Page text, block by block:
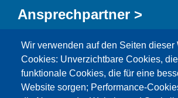
Wir verwenden auf den Seiten
Cookies: Unverzichtbare Cookies,
funktionale Cookies, die für eine
Website sorgen; Performance-
Ansprechpartner >
Kontaktformular >